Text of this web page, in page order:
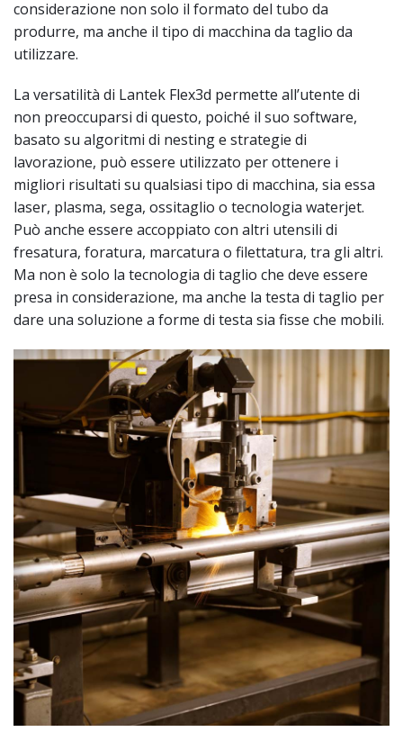
considerazione non solo il formato del tubo da
produrre, ma anche il tipo di macchina da taglio da
utilizzare.
La versatilità di Lantek Flex3d permette all’utente di
non preoccuparsi di questo, poiché il suo software,
basato su algoritmi di nesting e strategie di
lavorazione, può essere utilizzato per ottenere i
migliori risultati su qualsiasi tipo di macchina, sia essa
laser, plasma, sega, ossitaglio o tecnologia waterjet.
Può anche essere accoppiato con altri utensili di
fresatura, foratura, marcatura o filettatura, tra gli altri.
Ma non è solo la tecnologia di taglio che deve essere
presa in considerazione, ma anche la testa di taglio per
dare una soluzione a forme di testa sia fisse che mobili.